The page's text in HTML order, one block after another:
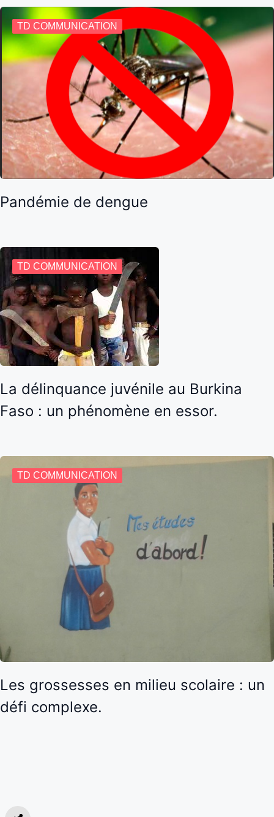
TD COMMUNICATION
Pandémie de dengue
TD COMMUNICATION
La délinquance juvénile au Burkina
Faso : un phénomène en essor.
TD COMMUNICATION
Les grossesses en milieu scolaire : un
défi complexe.